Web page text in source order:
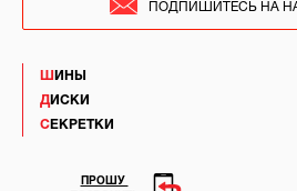
ШИНЫ
ДИСКИ
СЕКРЕТКИ
ПОДПИШИТЕСЬ НА
ПРОШУ